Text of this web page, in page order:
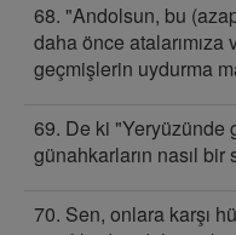
68. "Andolsun, bu
daha önce
geçmişlerin uydurma
69. De ki "Yeryüzünde
günahkarların nasıl bir
70. Sen, onlara karşı